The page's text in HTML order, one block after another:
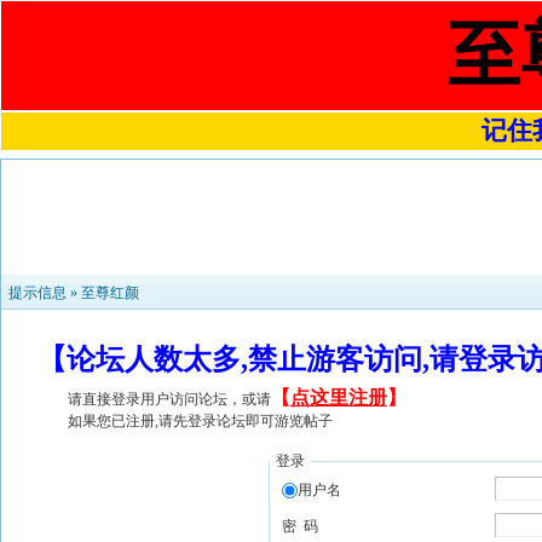
至
记住
提示信息 » 至尊红颜
【论坛人数太多,禁止游客访问,请登
请直接登录用户访问论坛，或请 【 点这里注册】
如果您已注册,请先登录论坛即可游览帖子
登录
用户名
密 码